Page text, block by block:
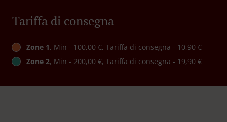
Tariffa di consegna
Zone 1, Min - 100,00 €, Tariffa di consegna - 10,90 €
Zone 2, Min - 200,00 €, Tariffa di consegna - 19,90 €